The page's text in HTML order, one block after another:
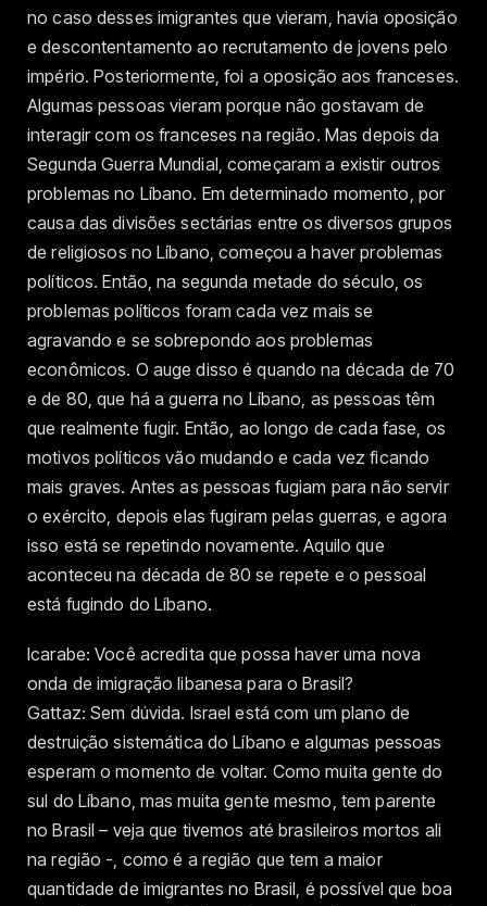
no caso desses imigrantes que vieram, havia oposição
e descontentamento ao recrutamento de jovens pelo
império. Posteriormente, foi a oposição aos franceses.
Algumas pessoas vieram porque não gostavam de
interagir com os franceses na região. Mas depois da
Segunda Guerra Mundial, começaram a existir outros
problemas no Líbano. Em determinado momento, por
causa das divisões sectárias entre os diversos grupos
de religiosos no Líbano, começou a haver problemas
políticos. Então, na segunda metade do século, os
problemas políticos foram cada vez mais se
agravando e se sobrepondo aos problemas
econômicos. O auge disso é quando na década de 70
e de 80, que há a guerra no Líbano, as pessoas têm
que realmente fugir. Então, ao longo de cada fase, os
motivos políticos vão mudando e cada vez ficando
mais graves. Antes as pessoas fugiam para não servir
o exército, depois elas fugiram pelas guerras, e agora
isso está se repetindo novamente. Aquilo que
aconteceu na década de 80 se repete e o pessoal
está fugindo do Líbano.
Icarabe: Você acredita que possa haver uma nova
onda de imigração libanesa para o Brasil?
Gattaz: Sem dúvida. Israel está com um plano de
destruição sistemática do Líbano e algumas pessoas
esperam o momento de voltar. Como muita gente do
sul do Líbano, mas muita gente mesmo, tem parente
no Brasil – veja que tivemos até brasileiros mortos ali
na região -, como é a região que tem a maior
quantidade de imigrantes no Brasil, é possível que boa